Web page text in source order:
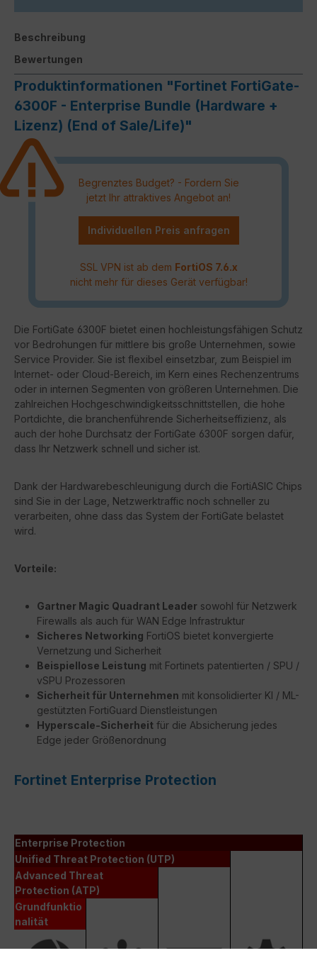
Beschreibung
Bewertungen
Produktinformationen "Fortinet FortiGate-
6300F - Enterprise Bundle (Hardware +
Lizenz) (End of Sale/Life)"
Begrenztes Budget? - Fordern Sie
jetzt Ihr attraktives Angebot an!
Individuellen Preis anfragen
SSL VPN ist ab dem FortiOS 7.6.x
nicht mehr für dieses Gerät verfügbar!
Die FortiGate 6300F bietet einen hochleistungsfähigen Schutz
vor Bedrohungen für mittlere bis große Unternehmen, sowie
Service Provider. Sie ist flexibel einsetzbar, zum Beispiel im
Internet- oder Cloud-Bereich, im Kern eines Rechenzentrums
oder in internen Segmenten von größeren Unternehmen. Die
zahlreichen Hochgeschwindigkeitsschnittstellen, die hohe
Portdichte, die branchenführende Sicherheitseffizienz, als
auch der hohe Durchsatz der FortiGate 6300F sorgen dafür,
dass Ihr Netzwerk schnell und sicher ist.
Dank der Hardwarebeschleunigung durch die FortiASIC Chips
sind Sie in der Lage, Netzwerktraffic noch schneller zu
verarbeiten, ohne dass das System der FortiGate belastet
wird.
Vorteile:
Gartner Magic Quadrant Leader sowohl für Netzwerk
Firewalls als auch für WAN Edge Infrastruktur
Sicheres Networking FortiOS bietet konvergierte
Vernetzung und Sicherheit
Beispiellose Leistung mit Fortinets patentierten / SPU /
vSPU Prozessoren
Sicherheit für Unternehmen mit konsolidierter KI / ML-
gestützten FortiGuard Dienstleistungen
Hyperscale-Sicherheit für die Absicherung jedes
Edge jeder Größenordnung
Fortinet Enterprise Protection
Enterprise Protection
Unified Threat Protection (UTP)
Advanced Threat
Protection (ATP)
Grundfunktio
nalität